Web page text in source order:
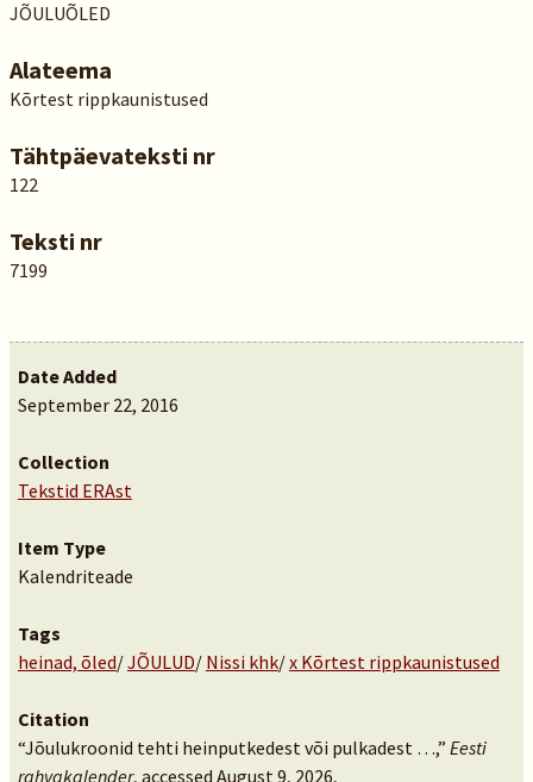
JÕULUÕLED
Alateema
Kõrtest rippkaunistused
Tähtpäevateksti nr
122
Teksti nr
7199
Date Added
September 22, 2016
Collection
Tekstid ERAst
Item Type
Kalendriteade
Tags
heinad, õled/JÕULUD/ Nissi khk/x Kõrtest rippkaunistused
Citation
“Jõulukroonid tehti heinputkedest või pulkadest …,” Eesti
rahvakalender, accessed August 9, 2026,